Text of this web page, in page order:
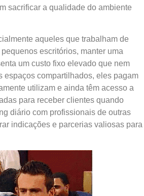
sacrificar a qualidade do ambiente
aqueles que trabalham de
escritórios, manter uma
um custo fixo elevado que nem
espaços compartilhados, eles pagam
utilizam e ainda têm acesso a
para receber clientes quando
diário com profissionais de outras
indicações e parcerias valiosas para